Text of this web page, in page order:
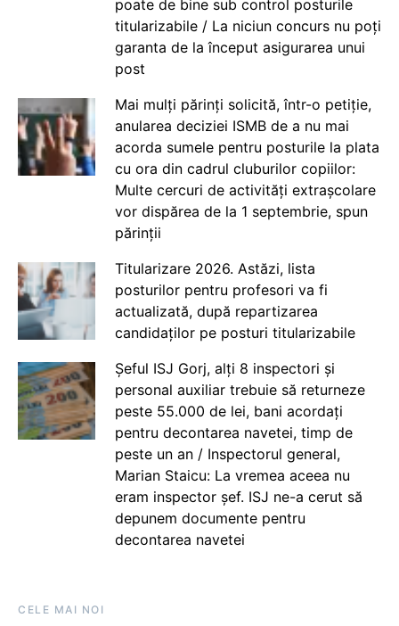
poate de bine sub control posturile
titularizabile / La niciun concurs nu poți
garanta de la început asigurarea unui
post
Mai mulți părinți solicită, într-o petiție,
anularea deciziei ISMB de a nu mai
acorda sumele pentru posturile la plata
cu ora din cadrul cluburilor copiilor:
Multe cercuri de activități extrașcolare
vor dispărea de la 1 septembrie, spun
părinții
Titularizare 2026. Astăzi, lista
posturilor pentru profesori va fi
actualizată, după repartizarea
candidaților pe posturi titularizabile
Șeful ISJ Gorj, alți 8 inspectori și
personal auxiliar trebuie să returneze
peste 55.000 de lei, bani acordați
pentru decontarea navetei, timp de
peste un an / Inspectorul general,
Marian Staicu: La vremea aceea nu
eram inspector șef. ISJ ne-a cerut să
depunem documente pentru
decontarea navetei
CELE MAI NOI